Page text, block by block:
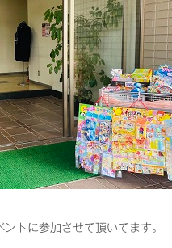
トに参加させて頂いてます。